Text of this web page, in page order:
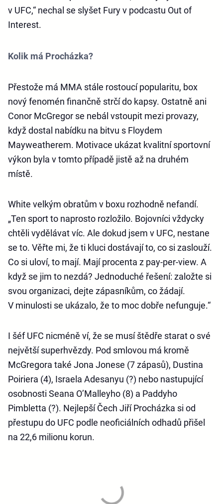
v UFC,“ nechal se slyšet Fury v podcastu Out of
Interest.
Kolik má Procházka?
Přestože má MMA stále rostoucí popularitu, box
nový fenomén finančně strčí do kapsy. Ostatně ani
Conor McGregor se nebál vstoupit mezi provazy,
když dostal nabídku na bitvu s Floydem
Mayweatherem. Motivace ukázat kvalitní sportovní
výkon byla v tomto případě jistě až na druhém
místě.
White velkým obratům v boxu rozhodně nefandí.
„Ten sport to naprosto rozložilo. Bojovníci vždycky
chtěli vydělávat víc. Ale dokud jsem v UFC, nestane
se to. Věřte mi, že ti kluci dostávají to, co si zaslouží.
Co si uloví, to mají. Mají procenta z pay-per-view. A
když se jim to nezdá? Jednoduché řešení: založte si
svou organizaci, dejte zápasníkům, co žádají.
V minulosti se ukázalo, že to moc dobře nefunguje.“
I šéf UFC nicméně ví, že se musí štědře starat o své
největší superhvězdy. Pod smlovou má kromě
McGregora také Jona Jonese (7 zápasů), Dustina
Poiriera (4), Israela Adesanyu (?) nebo nastupující
osobnosti Seana O’Malleyho (8) a Paddyho
Pimbletta (?). Nejlepší Čech Jiří Procházka si od
přestupu do UFC podle neoficiálních odhadů přišel
na 22,6 milionu korun.